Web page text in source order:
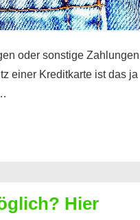
oder sonstige Zahlungen
einer Kreditkarte ist das ja
Hier